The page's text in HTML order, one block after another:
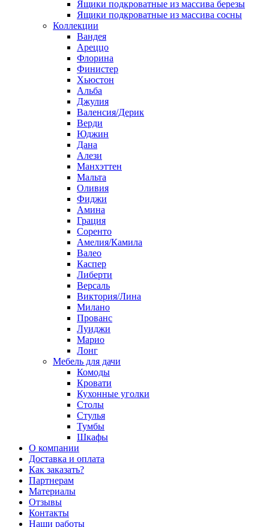
Ящики подкроватные из массива березы
Ящики подкроватные из массива сосны
Коллекции
Вандея
Ареццо
Флорина
Финистер
Хьюстон
Альба
Джулия
Валенсия/Дерик
Верди
Юджин
Дана
Алези
Манхэттен
Мальта
Оливия
Фиджи
Амина
Грация
Соренто
Амелия/Камила
Валео
Каспер
Либерти
Версаль
Виктория/Лина
Милано
Прованс
Луиджи
Марио
Лонг
Мебель для дачи
Комоды
Кровати
Кухонные уголки
Столы
Стулья
Тумбы
Шкафы
О компании
Доставка и оплата
Как заказать?
Партнерам
Материалы
Отзывы
Контакты
Наши работы